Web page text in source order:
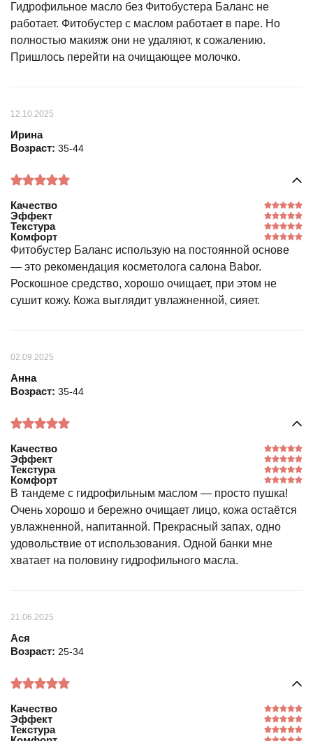
Гидрофильное масло без Фитобустера Баланс не
работает. Фитобустер с маслом работает в паре. Но
полностью макияж они не удаляют, к сожалению.
Пришлось перейти на очищающее молочко.
12.10.2025
Ирина
Возраст: 35-44
Качество
Эффект
Текстура
Комфорт
Фитобустер Баланс использую на постоянной основе
— это рекомендация косметолога салона Babor.
Роскошное средство, хорошо очищает, при этом не
сушит кожу. Кожа выглядит увлажненной, сияет.
02.09.2025
Анна
Возраст: 35-44
Качество
Эффект
Текстура
Комфорт
В тандеме с гидрофильным маслом — просто пушка!
Очень хорошо и бережно очищает лицо, кожа остаётся
увлажненной, напитанной. Прекрасный запах, одно
удовольствие от использования. Одной банки мне
хватает на половину гидрофильного масла.
21.06.2025
Ася
Возраст: 25-34
Качество
Эффект
Текстура